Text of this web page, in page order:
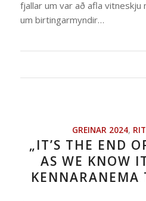
fjallar um var að afla vitneskju
um birtingarmyndir…
GREINAR 2024,
„IT’S THE END
AS WE KNOW
KENNARANEMA